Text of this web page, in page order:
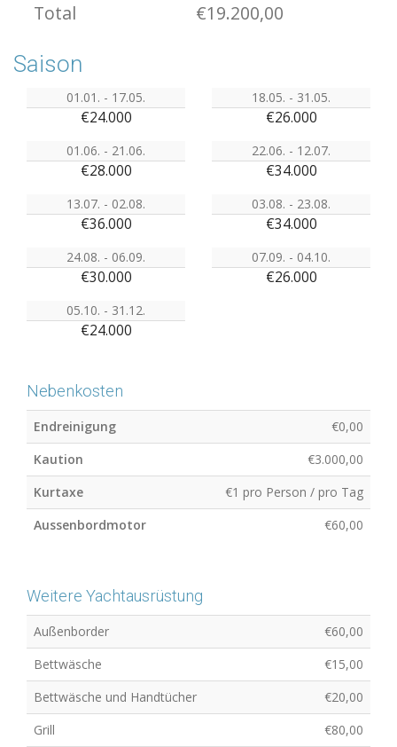
Total €19.200,00
Saison
01.01. - 17.05.
€24.000
18.05. - 31.05.
€26.000
01.06. - 21.06.
€28.000
22.06. - 12.07.
€34.000
13.07. - 02.08.
€36.000
03.08. - 23.08.
€34.000
24.08. - 06.09.
€30.000
07.09. - 04.10.
€26.000
05.10. - 31.12.
€24.000
Nebenkosten
Endreinigung
€0,00
Kaution
€3.000,00
Kurtaxe
€1 pro Person / pro Tag
Aussenbordmotor
€60,00
Weitere Yachtausrüstung
Außenborder
€60,00
Bettwäsche
€15,00
Bettwäsche und Handtücher
€20,00
Grill
€80,00